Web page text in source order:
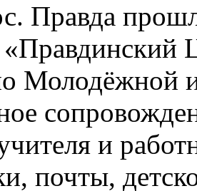
Правда
Молодёжной
и
почты,